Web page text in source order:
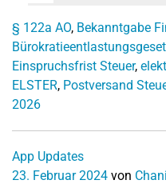
§ 122a AO, Bekanntgabe
Einspruchsfrist Steuer,
ELSTER, Postversand
2026
App Updates
23. Februar 2024 von